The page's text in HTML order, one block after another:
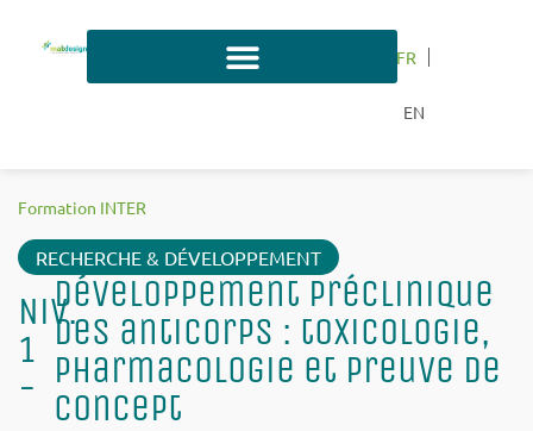
FR
EN
Formation INTER
RECHERCHE & DÉVELOPPEMENT
Niv.
1
-
Développement préclinique
des anticorps : toxicologie,
pharmacologie et preuve de
concept